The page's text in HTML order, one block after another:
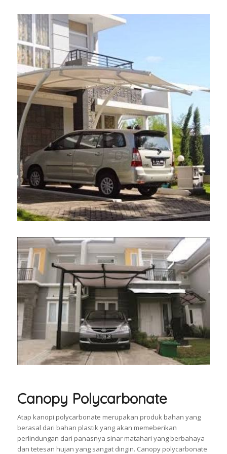
Canopy Polycarbonate
Atap kanopi polycarbonate merupakan produk bahan yang
berasal dari bahan plastik yang akan memeberikan
perlindungan dari panasnya sinar matahari yang berbahaya
dan tetesan hujan yang sangat dingin. Canopy polycarbonate